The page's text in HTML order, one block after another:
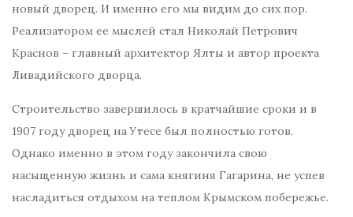
новый дворец. И именно его мы видим до сих пор.
Реализатором ее мыслей стал Николай Петрович
Краснов – главный архитектор Ялты и автор проекта
Ливадийского дворца.
Строительство завершилось в кратчайшие сроки и в
1907 году дворец на Утесе был полностью готов.
Однако именно в этом году закончила свою
насыщенную жизнь и сама княгиня Гагарина, не успев
насладиться отдыхом на теплом Крымском побережье.